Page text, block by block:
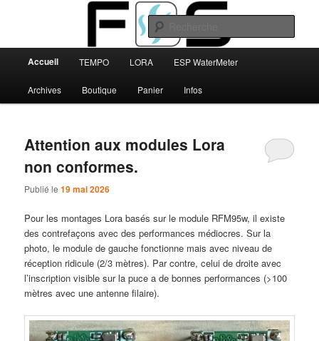
principal
secondaire
FBS
Accueil TEMPO LORA ESP WaterMeter
Archives Boutique Panier Infos
Attention aux modules Lora
non conformes.
Publié le19 mai 2026
Pour les montages Lora basés sur le module RFM95w, il existe
des contrefaçons avec des performances médiocres. Sur la
photo, le module de gauche fonctionne mais avec niveau de
réception ridicule (2/3 mètres). Par contre, celui de droite avec
l’inscription visible sur la puce a de bonnes performances (>100
mètres avec une antenne filaire).